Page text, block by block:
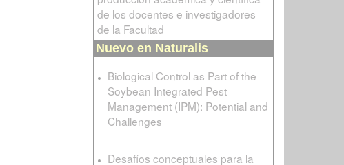
de los docentes e investigadores
de la Facultad
Nuevo en Naturalis
Biological Control as Part of the
Soybean Integrated Pest
Management (IPM): Potential and
Challenges
Desafíos conceptuales para la